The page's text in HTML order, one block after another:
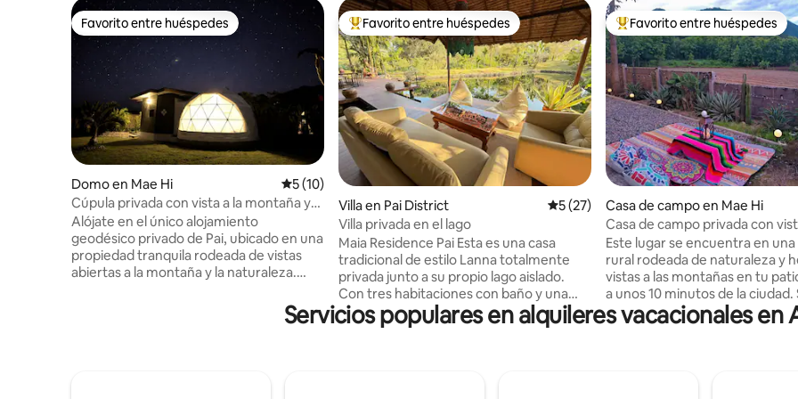
Favorito entre huéspedes
Favorito entre huéspedes
Domo en Mae Hi Calificación promedio: 5 de 5, 10 reseñas
5 (10)
Cúpula privada con vista a la montaña y
piscina natural | Pai
Alójate en el único alojamiento
geodésico privado de Pai, ubicado en una
propiedad tranquila rodeada de vistas
abiertas a la montaña y la naturaleza.
exclusivo a una piscina natural de 16
Favorito entre huéspedes preferido
Favorito entre huéspedes
Villa en Pai District Calificación promedio: 5 de 5, 27 reseñas
5 (27)
Villa privada en el lago
Maia Residence Pai Esta es una casa
tradicional de estilo Lanna totalmente
privada junto a su propio lago aislado.
Con tres habitaciones con baño y una
amplia terraza sobre el agua, es ideal
para parejas, familias o grupos pequeños.
Favorito entre huéspedes
Favorito entre huéspedes
Casa de campo en Mae Hi
Casa de campo privada con
montaña
Este lugar se encuentra en
rural rodeada de naturaleza y
vistas a las montañas en tu
a unos 10 minutos de la ciudad.
coche, ¡la casa privada aislada
Con una mezcla de
despierta un café por la
Servicios populares en alquileres vacacionales en